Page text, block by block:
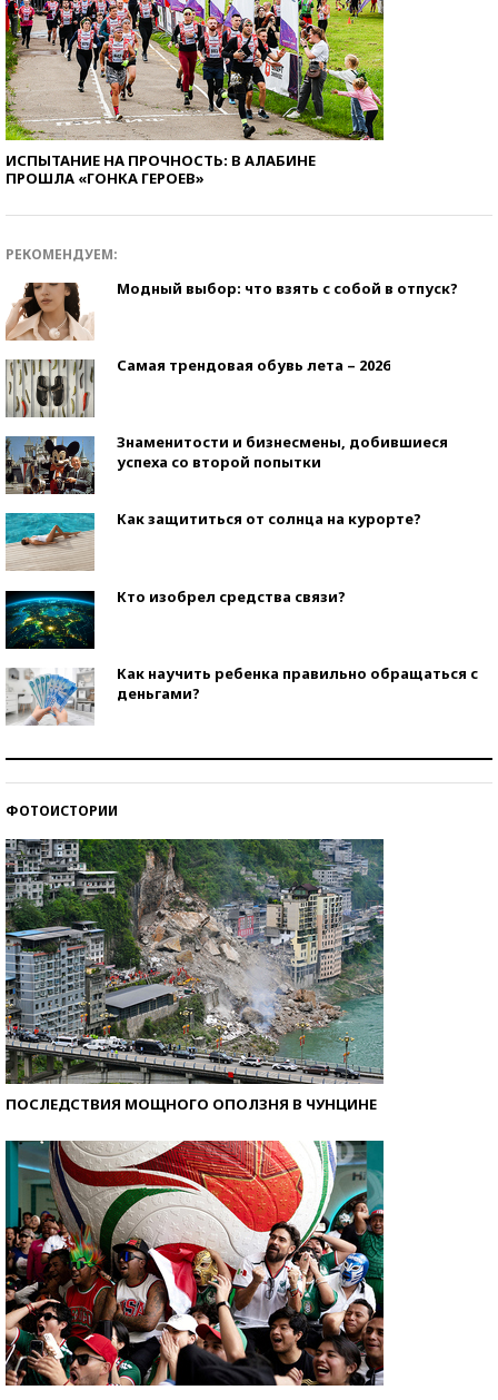
ИСПЫТАНИЕ НА ПРОЧНОСТЬ: В АЛАБИНЕ
ПРОШЛА «ГОНКА ГЕРОЕВ»
РЕКОМЕНДУЕМ:
Модный выбор: что взять с собой в отпуск?
Самая трендовая обувь лета – 2026
Знаменитости и бизнесмены, добившиеся
успеха со второй попытки
Как защититься от солнца на курорте?
Кто изобрел средства связи?
Как научить ребенка правильно обращаться с
деньгами?
ФОТОИСТОРИИ
ПОСЛЕДСТВИЯ МОЩНОГО ОПОЛЗНЯ В ЧУНЦИНЕ